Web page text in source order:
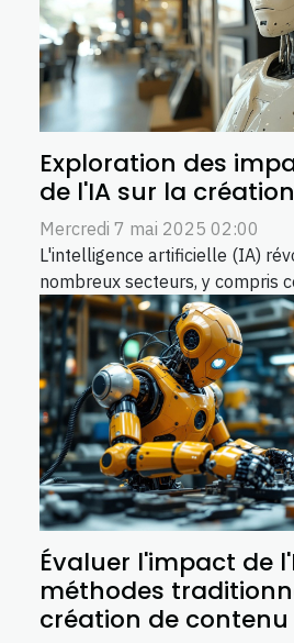
Exploration des
de l'IA sur la
Mercredi 7 mai 2025 02:00
L'intelligence artificielle (IA)
nombreux secteurs, y compris
Évaluer l'impact de
méthodes
création de contenu